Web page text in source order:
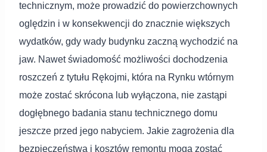
technicznym, może prowadzić do powierzchownych
oględzin i w konsekwencji do znacznie większych
wydatków, gdy wady budynku zaczną wychodzić na
jaw. Nawet świadomość możliwości dochodzenia
roszczeń z tytułu Rękojmi, która na Rynku wtórnym
może zostać skrócona lub wyłączona, nie zastąpi
dogłębnego badania stanu technicznego domu
jeszcze przed jego nabyciem. Jakie zagrożenia dla
bezpieczeństwa i kosztów remontu mogą zostać